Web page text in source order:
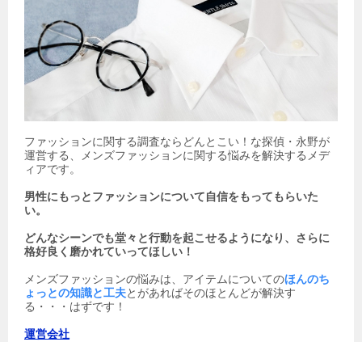
ファッションに関する調査ならどんとこい！な探偵・永野が
運営する、メンズファッションに関する悩みを解決するメデ
ィアです。
男性にもっとファッションについて自信をもってもらいた
い。
どんなシーンでも堂々と行動を起こせるようになり、さらに
格好良く磨かれていってほしい！
メンズファッションの悩みは、アイテムについてのほんのち
ょっとの知識と工夫とがあればそのほとんどが解決す
る・・・はずです！
運営会社